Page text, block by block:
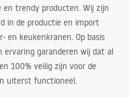
en trendy producten. Wij zijn
in de productie en import
en keukenkranen. Op basis
ervaring garanderen wij dat al
100% veilig zijn voor de
uiterst functioneel.